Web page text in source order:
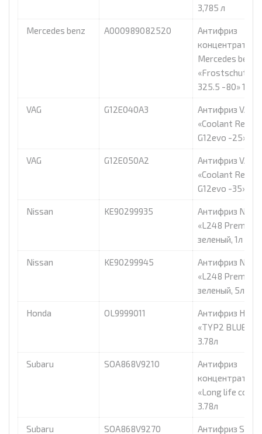
3,785 л
Mercedes benz A000989082520
Антифриз
концентрат
Mercedes benz
325.5 -80» 1 л
VAG G12E040A3
Антифриз VAG
«Coolant Ready
G12evo -25», 5л
VAG G12E050A2
Антифриз VAG
«Coolant Ready
G12evo -35», 1л
Nissan KE90299935
Антифриз
«L248 Premix»
зеленый, 1л
Nissan KE90299945
Антифриз
«L248 Premix»
зеленый, 5л
Honda OL9999011
Антифриз
«TYP2 BLUE»
3.78л
Subaru SOA868V9210
Антифриз
концентрат
«Long life
3.78л
Subaru SOA868V9270 Антифриз